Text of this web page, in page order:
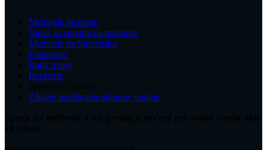
Medvede na mape
Videá so sprejmi na medvede
Medvede na Slovensku
Fotopasce
Rady a tipy
Recenzie
Zásady používania súborov cookie